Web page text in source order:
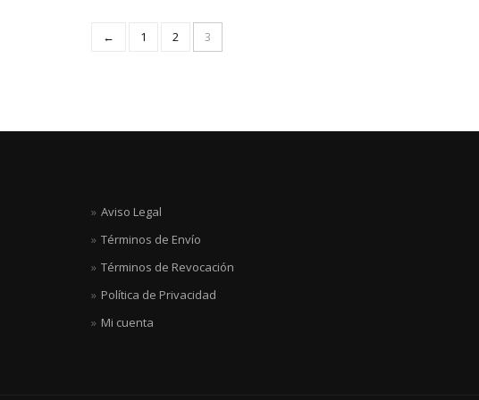
← 1 2 3
Aviso Legal
Términos de Envío
Términos de Revocación
Política de Privacidad
Mi cuenta